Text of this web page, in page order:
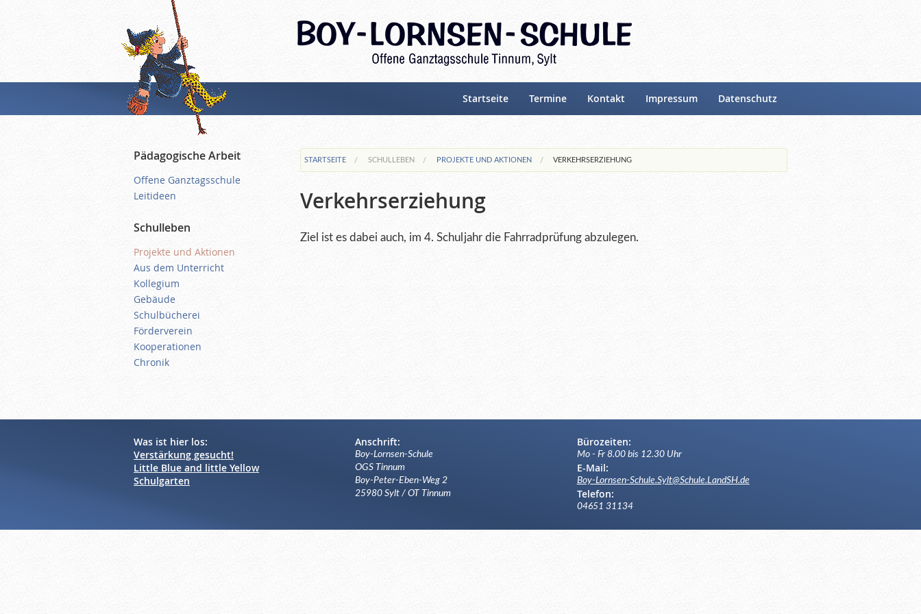
Startseite Termine Kontakt Impressum Datenschutz
STARTSEITE SCHULLEBEN PROJEKTE UND AKTIONEN VERKEHRSERZIEHUNG
Verkehrserziehung
Ziel ist es dabei auch, im 4. Schuljahr die Fahrradprüfung abzulegen.
Pädagogische Arbeit
Offene Ganztagsschule
Leitideen
Schulleben
Projekte und Aktionen
Aus dem Unterricht
Kollegium
Gebäude
Schulbücherei
Förderverein
Kooperationen
Chronik
Was ist hier los:
Verstärkung gesucht!
Little Blue and little Yellow
Schulgarten
Anschrift:
Boy-Lornsen-Schule
OGS Tinnum
Boy-Peter-Eben-Weg 2
25980 Sylt / OT Tinnum
Bürozeiten:
Mo - Fr 8.00 bis 12.30 Uhr
E-Mail:
Boy-Lornsen-Schule.Sylt@Schule.LandSH.de
Telefon:
04651 31134